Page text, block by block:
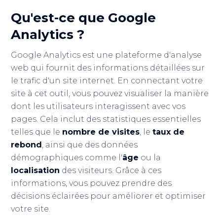
Qu'est-ce que Google
Analytics ?
Google Analytics est une plateforme d'analyse
web qui fournit des informations détaillées sur
le trafic d'un site internet. En connectant votre
site à cet outil, vous pouvez visualiser la manière
dont les utilisateurs interagissent avec vos
pages. Cela inclut des statistiques essentielles
telles que le nombre de visites, letaux de
rebond, ainsi que des données
démographiques comme l'âge ou la
localisation des visiteurs. Grâce à ces
informations, vous pouvez prendre des
décisions éclairées pour améliorer et optimiser
votre site.